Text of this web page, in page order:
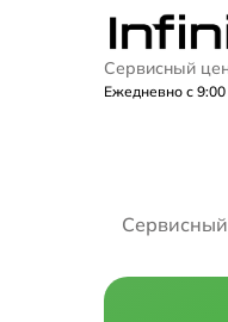
Сервисный
Ежедневно с